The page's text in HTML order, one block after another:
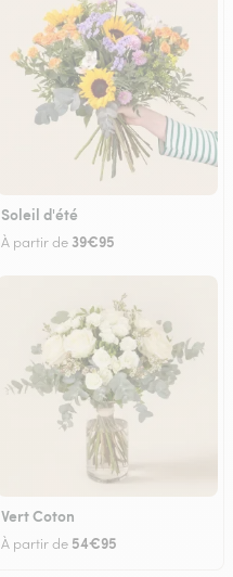
Soleil d'été
À partir de 39€95
Vert Coton
À partir de 54€95